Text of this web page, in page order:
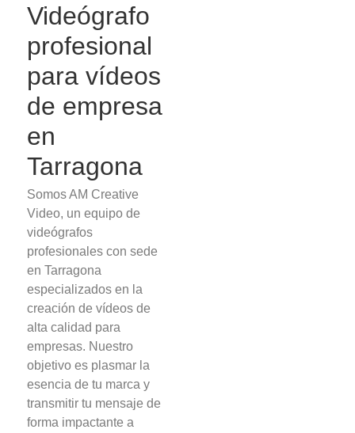
Videógrafo
profesional
para vídeos
de empresa
en
Tarragona
Somos AM Creative
Video, un equipo de
videógrafos
profesionales con sede
en Tarragona
especializados en la
creación de vídeos de
alta calidad para
empresas. Nuestro
objetivo es plasmar la
esencia de tu marca y
transmitir tu mensaje de
forma impactante a